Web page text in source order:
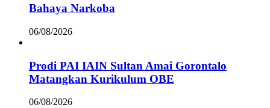
Bahaya Narkoba
06/08/2026
Prodi PAI IAIN Sultan Amai Gorontalo
Matangkan Kurikulum OBE
06/08/2026